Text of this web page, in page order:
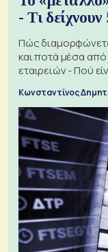
- Τι δείχνουν
Πώς
και ποτά μέσα από
εταιρειών - Πού
Κωνσταντίνος